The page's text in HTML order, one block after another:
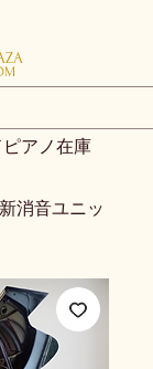
アノ在庫
消音ユニッ